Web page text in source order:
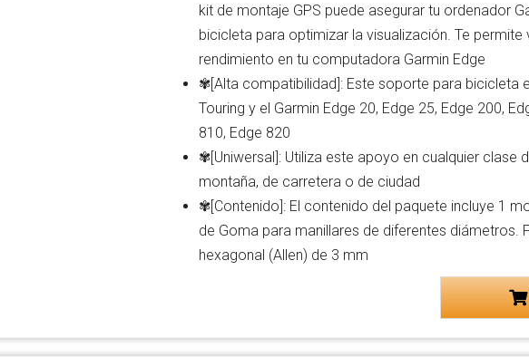
kit de montaje GPS puede asegurar tu ordenador
bicicleta para optimizar la visualización. Te
rendimiento en tu computadora Garmin Edge
✾[Alta compatibilidad]: Este soporte para bicicleta
Touring y el Garmin Edge 20, Edge 25, Edge 200,
810, Edge 820
✾[Uniwersal]: Utiliza este apoyo en cualquier clase
montaña, de carretera o de ciudad
✾[Contenido]: El contenido del paquete incluye 1
de Goma para manillares de diferentes diámetros.
hexagonal (Allen) de 3 mm